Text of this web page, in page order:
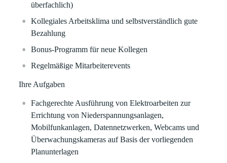
überfachlich)
Kollegiales Arbeitsklima und selbstverständlich gute
Bezahlung
Bonus-Programm für neue Kollegen
Regelmäßige Mitarbeiterevents
Ihre Aufgaben
Fachgerechte Ausführung von Elektroarbeiten zur
Errichtung von Niederspannungsanlagen,
Mobilfunkanlagen, Datennetzwerken, Webcams und
Überwachungskameras auf Basis der vorliegenden
Planunterlagen